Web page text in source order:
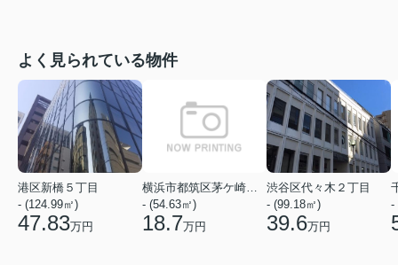
よく見られている物件
港区新橋５丁目
- (124.99㎡)
47.83万円
- (54.63㎡)
18.7万円
渋谷区代々木２丁目
- (99.18㎡)
39.6万円
-